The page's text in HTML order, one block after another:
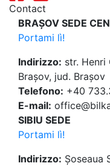
Contact
BRAȘOV SEDE
Portami lì!
Indirizzo: str. Henri
Brașov, jud. Brașov
Telefono: +40
E-mail:
SIBIU SEDE
Portami lì!
Indirizzo: Șoseaua